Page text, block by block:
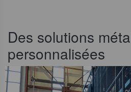
Des solutions
personnalisées